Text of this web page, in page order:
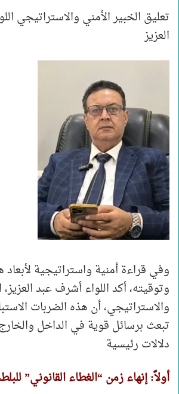
تعليق الخبير الأمني والاستراتيجي
العزيز
وفي قراءة أمنية واستراتيجية لأبعاد
وتوقيته، أكد اللواء أشرف عبد العزيز،
والاستراتيجي، أن هذه الضربات
دلالات رئيسية
أولاً: إنهاء زمن “الغطاء القانوني”